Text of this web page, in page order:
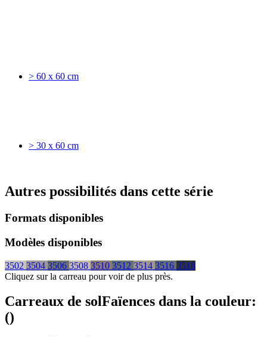
> 60 x 60 cm
> 30 x 60 cm
Autres possibilités dans cette série
Formats disponibles
Modèles disponibles
3502 3504 3506 3508 3510 3512 3514 3516 3518
Cliquez sur la carreau pour voir de plus près.
Carreaux de solFaïences dans la couleur:
()